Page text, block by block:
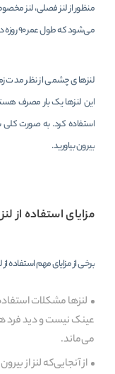
منظور از لنز فصلی، لنز
می‌شود که طول عمر ۹۰ روزه دارند و پس از این دوره مصرف، باید دور انداخته شوند.
لنزهای چشمی از نظر مدت
این لنزها یک بار مصرف
استفاده کرد. به صورت کلی
بیرون بیاورید.
مزایای استفاده از
برخی از مزایای مهم استفاده از
لنزها مشکلات
عینک نیست و دید فرد
می‌ماند.
از آنجایی‌که لنز از